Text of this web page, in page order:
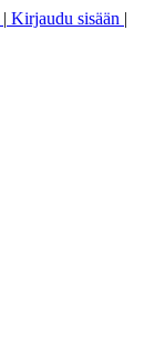
| Kirjaudu sisään |